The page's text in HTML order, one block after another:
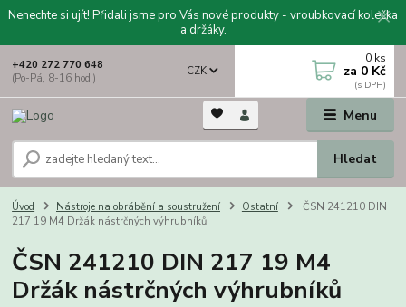
Nenechte si ujít! Přidali jsme pro Vás nové produkty - vroubkovací kolečka
a držáky.
Menu
CZK
Hledat
+420 272 770 648
(Po-Pá, 8-16 hod.)
0 ks
za 0 Kč
Úvod Nástroje na obrábění a soustružení Ostatní
ČSN 241210 DIN
217 19 M4 Držák nástrčných výhrubníků
ČSN 241210 DIN 217 19 M4
Držák nástrčných výhrubníků